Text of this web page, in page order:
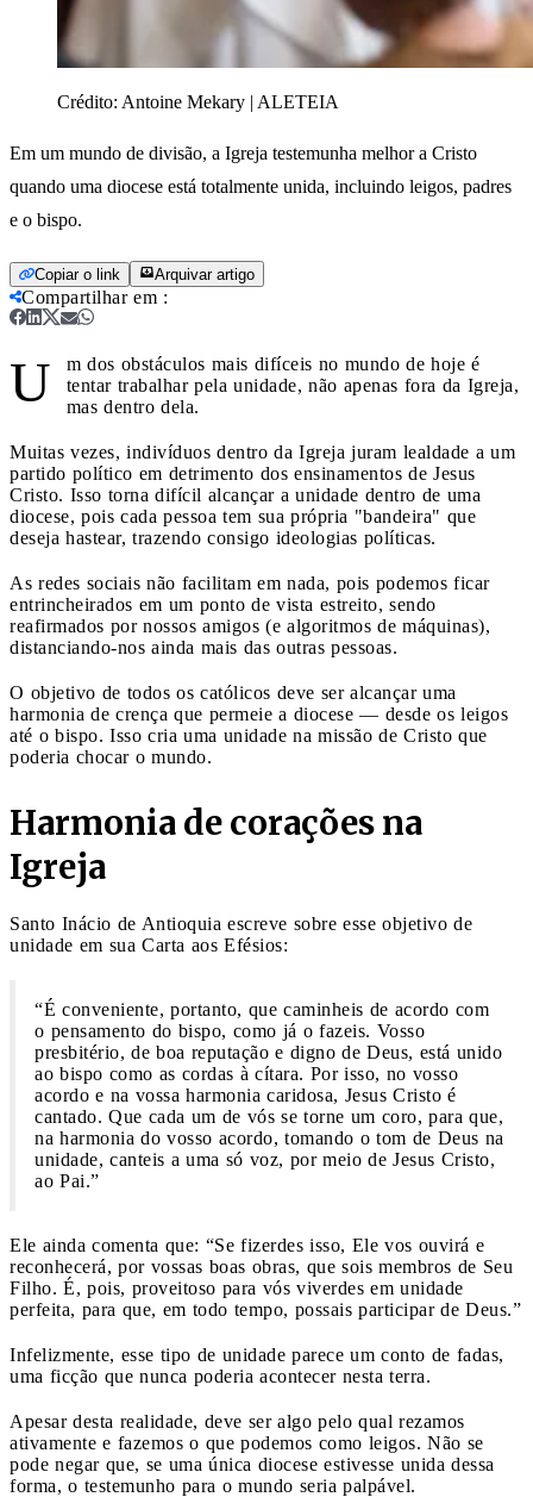
Crédito: Antoine Mekary | ALETEIA
Em um mundo de divisão, a Igreja testemunha melhor a Cristo
quando uma diocese está totalmente unida, incluindo leigos, padres
e o bispo.
Copiar o link Arquivar artigo
Compartilhar em :
U
m dos obstáculos mais difíceis no mundo de hoje é
tentar trabalhar pela unidade, não apenas fora da Igreja,
mas dentro dela.
Muitas vezes, indivíduos dentro da Igreja juram lealdade a um
partido político em detrimento dos ensinamentos de Jesus
Cristo. Isso torna difícil alcançar a unidade dentro de uma
diocese, pois cada pessoa tem sua própria "bandeira" que
deseja hastear, trazendo consigo ideologias políticas.
As redes sociais não facilitam em nada, pois podemos ficar
entrincheirados em um ponto de vista estreito, sendo
reafirmados por nossos amigos (e algoritmos de máquinas),
distanciando-nos ainda mais das outras pessoas.
O objetivo de todos os católicos deve ser alcançar uma
harmonia de crença que permeie a diocese — desde os leigos
até o bispo. Isso cria uma unidade na missão de Cristo que
poderia chocar o mundo.
Harmonia de corações na
Igreja
Santo Inácio de Antioquia escreve sobre esse objetivo de
unidade em sua Carta aos Efésios:
“É conveniente, portanto, que caminheis de acordo com
o pensamento do bispo, como já o fazeis. Vosso
presbitério, de boa reputação e digno de Deus, está unido
ao bispo como as cordas à cítara. Por isso, no vosso
acordo e na vossa harmonia caridosa, Jesus Cristo é
cantado. Que cada um de vós se torne um coro, para que,
na harmonia do vosso acordo, tomando o tom de Deus na
unidade, canteis a uma só voz, por meio de Jesus Cristo,
ao Pai.”
Ele ainda comenta que: “Se fizerdes isso, Ele vos ouvirá e
reconhecerá, por vossas boas obras, que sois membros de Seu
Filho. É, pois, proveitoso para vós viverdes em unidade
perfeita, para que, em todo tempo, possais participar de Deus.”
Infelizmente, esse tipo de unidade parece um conto de fadas,
uma ficção que nunca poderia acontecer nesta terra.
Apesar desta realidade, deve ser algo pelo qual rezamos
ativamente e fazemos o que podemos como leigos. Não se
pode negar que, se uma única diocese estivesse unida dessa
forma, o testemunho para o mundo seria palpável.